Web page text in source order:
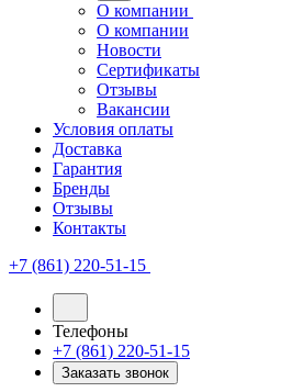
О компании
О компании
Новости
Сертификаты
Отзывы
Вакансии
Условия оплаты
Доставка
Гарантия
Бренды
Отзывы
Контакты
+7 (861) 220-51-15
Телефоны
+7 (861) 220-51-15
Заказать звонок